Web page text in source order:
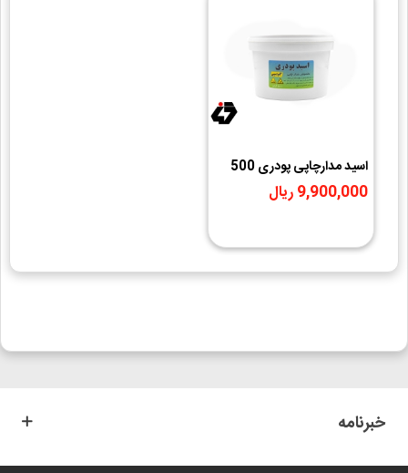
اسید مدارچاپی پودری 500
گرمی تکنوشیمی
9,900,000 ریال
خبرنامه